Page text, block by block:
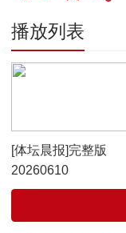
播放列表
[体坛晨报]完整版
20260610